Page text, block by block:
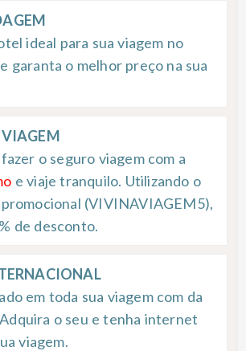
ideal para sua viagem no
e garanta o melhor preço na sua
VIAGEM
o seguro viagem com a
e viaje tranquilo. Utilizando o
(VIVINAVIAGEM5),
de desconto.
em toda sua viagem com da
o seu e tenha internet
viagem.